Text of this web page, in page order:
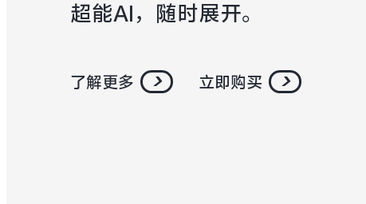
超能AI，随时展开。
了解更多 立即购买